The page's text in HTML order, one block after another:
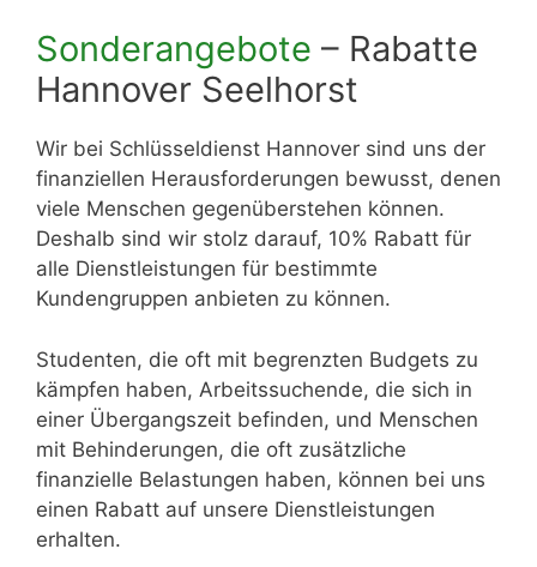
Sonderangebote – Rabatte
Hannover Seelhorst
Wir bei Schlüsseldienst Hannover sind uns der
finanziellen Herausforderungen bewusst, denen
viele Menschen gegenüberstehen können.
Deshalb sind wir stolz darauf, 10% Rabatt für
alle Dienstleistungen für bestimmte
Kundengruppen anbieten zu können.
Studenten, die oft mit begrenzten Budgets zu
kämpfen haben, Arbeitssuchende, die sich in
einer Übergangszeit befinden, und Menschen
mit Behinderungen, die oft zusätzliche
finanzielle Belastungen haben, können bei uns
einen Rabatt auf unsere Dienstleistungen
erhalten.